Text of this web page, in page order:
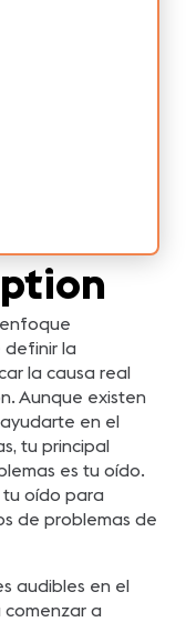
definir la
la causa real
Aunque existen
en el
tu principal
es tu oído.
oído para
de problemas de
audibles en el
a